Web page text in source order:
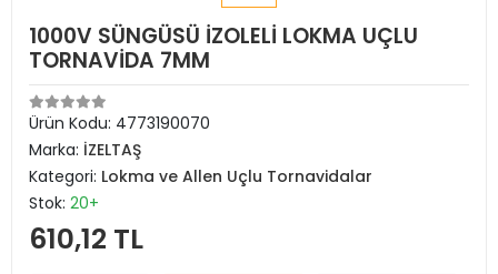
1000V SÜNGÜSÜ İZOLELİ LOKMA UÇLU
TORNAVİDA 7MM
Ürün Kodu: 4773190070
Marka: İZELTAŞ
Kategori: Lokma ve Allen Uçlu Tornavidalar
Stok: 20+
610,12 TL